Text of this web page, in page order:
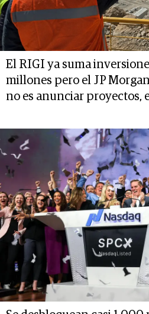
El RIGI ya suma
millones pero el JP
no es anunciar proyectos,